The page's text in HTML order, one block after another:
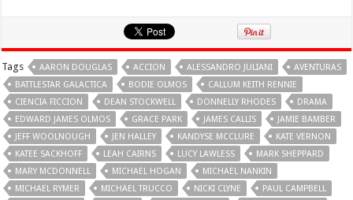
Tags AARON DOUGLAS ACCION ALESSANDRO JULIANI
AVENTURAS
BATTLESTAR GALACTICA
BODIE OLMOS
CALLUM KEITH RENNIE
CIENCIA FICCION
DEAN STOCKWELL DONNELLY RHODES
DRAMA
EDWARD JAMES OLMOS
GRACE PARK JAMES CALLIS
JAMIE BAMBER
JEFF WOOLNOUGH
JEN HALLEY KANDYSE MCCLURE
KATE VERNON
KATEE SACKHOFF
LEAH CAIRNS LUCY LAWLESS
MARK SHEPPARD
MARY MCDONNELL
MICHAEL HOGAN
MICHAEL NANKIN
MICHAEL RYMER
MICHAEL TRUCCO NICKI CLYNE
PAUL CAMPBELL